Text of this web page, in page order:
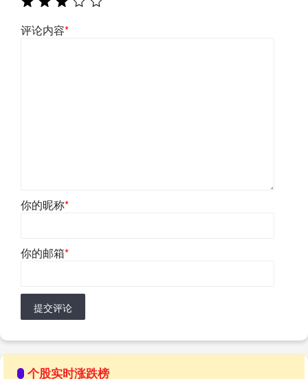
评论内容*
你的昵称*
你的邮箱*
提交评论
个股实时涨跌榜